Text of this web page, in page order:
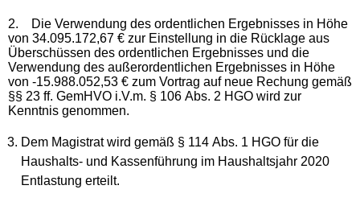
2.
Die Verwendung des ordentlichen Ergebnisses in Höhe
von 34.095.172,67 € zur Einstellung in die Rücklage aus
Überschüssen des ordentlichen Ergebnisses und die
Verwendung des außerordentlichen Ergebnisses in Höhe
von -15.988.052,53 € zum Vortrag auf neue Rechung gemäß
§§ 23 ff. GemHVO i.V.m. § 106 Abs. 2 HGO wird zur
Kenntnis genommen.
Dem Magistrat wird gemäß § 114 Abs. 1 HGO für die
Haushalts- und Kassenführung im Haushaltsjahr 2020
Entlastung erteilt.